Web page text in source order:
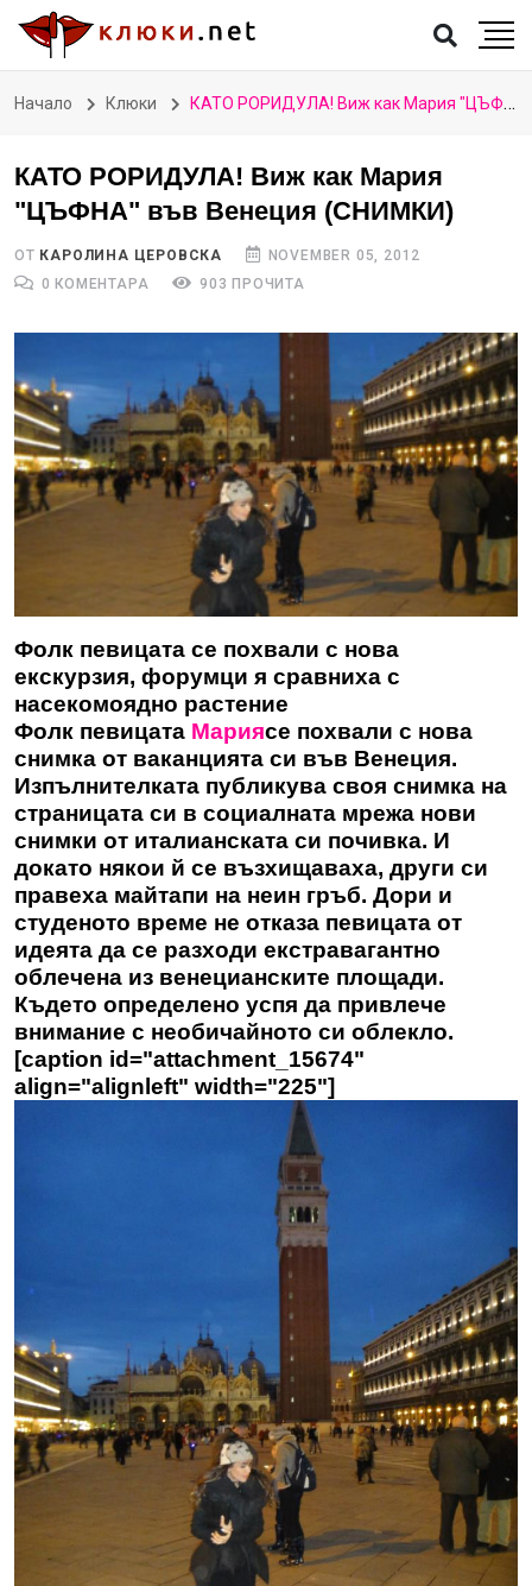
Начало Клюки КАТО РОРИДУЛА! Виж как Мария "ЦЪФНА" във Венеция (СНИМКИ)
КАТО РОРИДУЛА! Виж как Мария
"ЦЪФНА" във Венеция (СНИМКИ)
ОТ КАРОЛИНА ЦЕРОВСКА
NOVEMBER 05, 2012
0 КОМЕНТАРА
903 ПРОЧИТА
Фолк певицата се похвали с нова
екскурзия, форумци я сравниха с
насекомоядно растение
Фолк певицата Мариясе похвали с нова
снимка от ваканцията си във Венеция.
Изпълнителката публикува своя снимка на
страницата си в социалната мрежа нови
снимки от италианската си почивка. И
докато някои й се възхищаваха, други си
правеха майтапи на неин гръб. Дори и
студеното време не отказа певицата от
идеята да се разходи екстравагантно
облечена из венецианските площади.
Където определено успя да привлече
внимание с необичайното си облекло.
[caption id="attachment_15674"
align="alignleft" width="225"]